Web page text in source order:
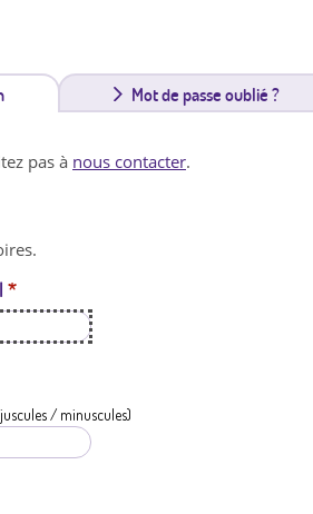
n
l
e
Mot de passe oublié ?
pas à nous contacter.
*
/ minuscules)